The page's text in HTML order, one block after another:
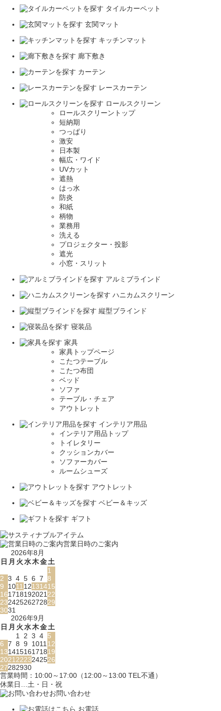
タイルカーペット
玄関マット
キッチンマット
廊下敷き
カーテン
レースカーテン
ロールスクリーン
ロールスクリーントップ
短納期
つっぱり
激安
日本製
幅広・ワイド
UVカット
遮熱
はっ水
防炎
和紙
柄物
業務用
洗える
プロジェクター・投影
遮光
小窓・スリット
アルミブラインド
ハニカムスクリーン
縦型ブラインド
寝装品
家具
家具トップページ
こたつテーブル
こたつ布団
ベッド
ソファ
テーブル・チェア
アウトレット
インテリア用品
インテリア用品トップ
トイレタリー
クッションカバー
ソファーカバー
ルームシューズ
アウトレット
ベビー＆キッズ
ギフト
営業日時のご案内
2026年8月
日 月 火水木金土
1
2 3 4 5 6 7 8
9
101112131415
16171819202122
23242526272829
3031
2026年9月
日 月 火水木金土
1 2 3 4 5
6 7 8 9 101112
13141516171819
20212223242526
27282930
営業時間：10:00～17:00（12:00～13:00 TEL不通）
休業日…土・日・祝
お問い合わせ
お電話